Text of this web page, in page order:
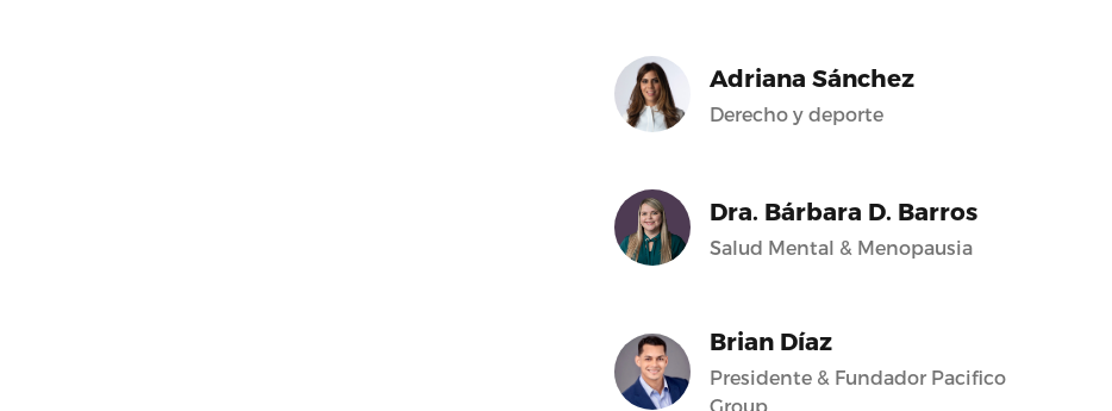
Adriana Sánchez
Derecho y deporte
Dra. Bárbara D. Barros
Salud Mental & Menopausia
Brian Díaz
Presidente & Fundador Pacifico
Group